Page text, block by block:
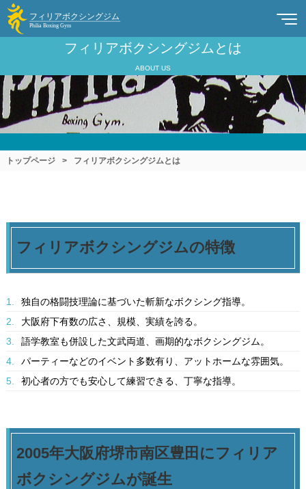
フィリアボクシングジムとは
ABOUT US
トップページ > フィリアボクシングジムとは
フィリアボクシングジムの特徴
1.
独自の格闘技理論に基づいた斬新なボクシング指導。
2.
大阪府下有数の広さ、規模、実績を誇る。
3.
語学教室も併設した文武両道、画期的なボクシングジム。
4.
パーティーなどのイベント多数有り、アットホームな雰囲気。
5.
初心者の方でも安心して練習できる、丁寧な指導。
2005年大阪府堺市南区豊田にフィリア
ボクシングジムが誕生